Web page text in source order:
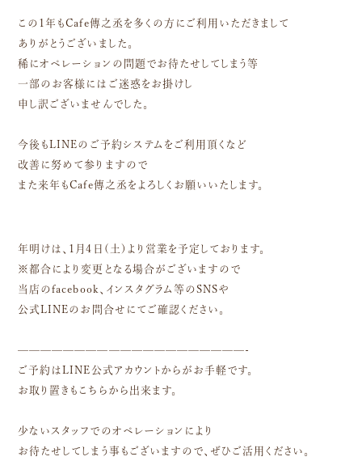
この1年もCafe傳之丞を多くの方にご利用いただきまして
ありがとうございました。
稀にオペレーションの問題でお待たせしてしまう等
一部のお客様にはご迷惑をお掛けし
申し訳ございませんでした。
今後もLINEのご予約システムをご利用頂くなど
改善に努めて参りますので
また来年もCafe傳之丞をよろしくお願いいたします。
年明けは、1月4日(土)より営業を予定しております。
※都合により変更となる場合がございますので
当店のfacebook、インスタグラム等のSNSや
公式LINEのお問合せにてご確認ください。
————————————————————-
ご予約はLINE公式アカウントからがお手軽です。
お取り置きもこちらから出来ます。
少ないスタッフでのオペレーションにより
お待たせしてしまう事もございますので、ぜひご活用ください。